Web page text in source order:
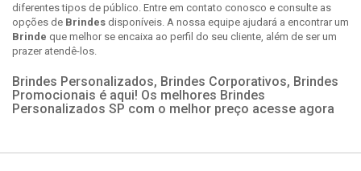
diferentes tipos de público. Entre em contato conosco e consulte as
opções de Brindes disponíveis. A nossa equipe ajudará a encontrar um
Brinde que melhor se encaixa ao perfil do seu cliente, além de ser um
prazer atendê-los.
Brindes Personalizados, Brindes Corporativos, Brindes
Promocionais é aqui! Os melhores Brindes
Personalizados SP com o melhor preço acesse agora